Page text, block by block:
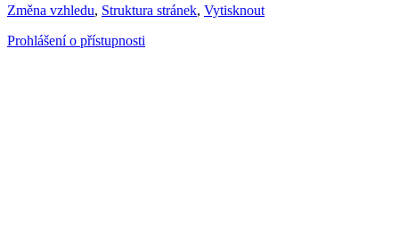
Změna vzhledu, Struktura stránek, Vytisknout
Prohlášení o přístupnosti